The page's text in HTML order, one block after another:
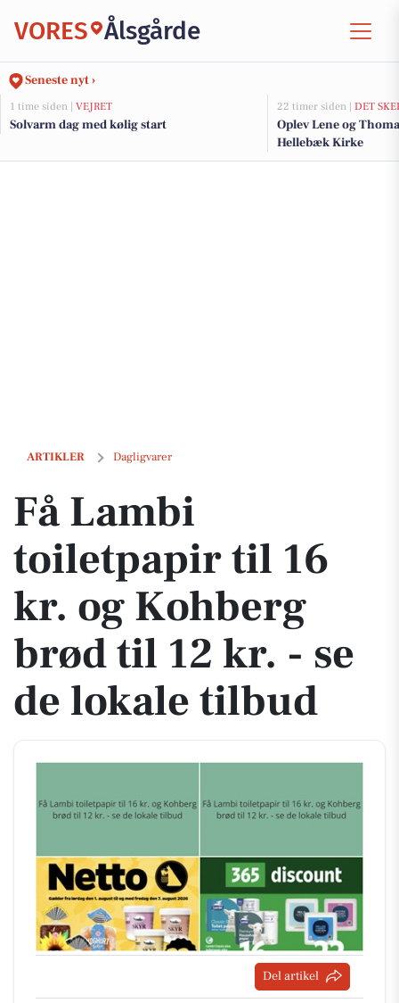
VORES Ålsgårde
Seneste nyt ›
1 time siden | VEJRET
Solvarm dag med kølig start
22 timer siden | DET
Oplev Lene og
Hellebæk Kirke
ARTIKLER Dagligvarer
Få Lambi toiletpapir til 16 kr. og Kohberg brød til 12 kr. - se de lokale
Få Lambi
toiletpapir til 16
kr. og Kohberg
brød til 12 kr. - se
de lokale tilbud
Del artikel